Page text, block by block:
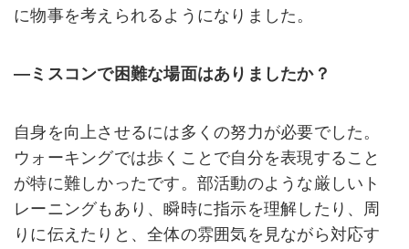
に物事を考えられるようになりました。
―ミスコンで困難な場面はありましたか？
自身を向上させるには多くの努力が必要でした。
ウォーキングでは歩くことで自分を表現すること
が特に難しかったです。部活動のような厳しいト
レーニングもあり、瞬時に指示を理解したり、周
りに伝えたりと、全体の雰囲気を見ながら対応す